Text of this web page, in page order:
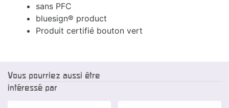
sans PFC
bluesign® product
Produit certifié bouton vert
Vous pourriez aussi être
intéressé par